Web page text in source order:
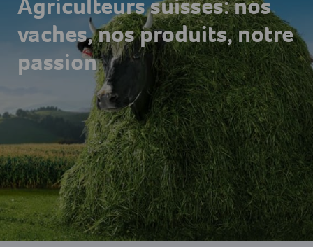
Agriculteurs suisses: nos
vaches, nos produits, notre
passion